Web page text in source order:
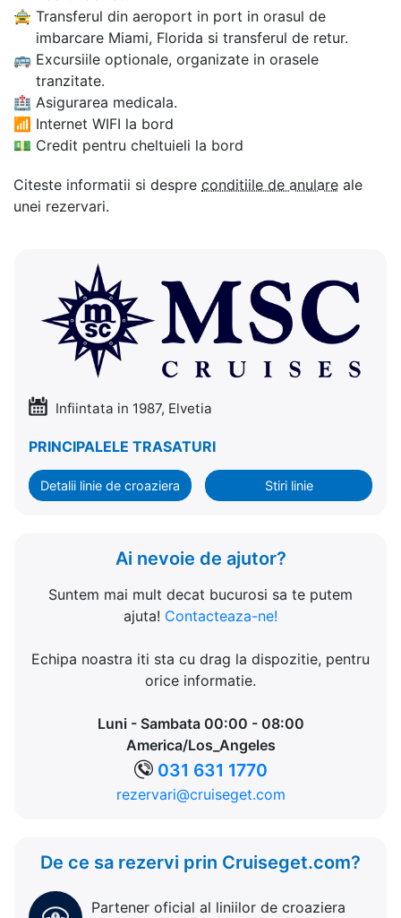
🚖 Transferul din aeroport in port in orasul de
imbarcare Miami, Florida si transferul de retur.
🚌 Excursiile optionale, organizate in orasele
tranzitate.
🏥 Asigurarea medicala.
📶 Internet WIFI la bord
💵 Credit pentru cheltuieli la bord
Citeste informatii si despre conditiile de anulare ale
unei rezervari.
Infiintata in 1987, Elvetia
PRINCIPALELE TRASATURI
Detalii linie de croaziera Stiri linie
Ai nevoie de ajutor?
Suntem mai mult decat bucurosi sa te putem
ajuta! Contacteaza-ne!
Echipa noastra iti sta cu drag la dispozitie, pentru
orice informatie.
Luni - Sambata 00:00 - 08:00
America/Los_Angeles
031 631 1770
rezervari@cruiseget.com
De ce sa rezervi prin Cruiseget.com?
Partener oficial al liniilor de croaziera